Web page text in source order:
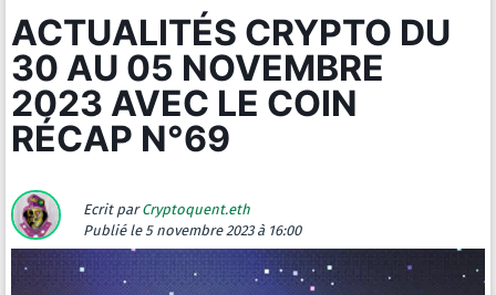
ACTUALITÉS CRYPTO DU
30 AU 05 NOVEMBRE
2023 AVEC LE COIN
RÉCAP N°69
Ecrit parCryptoquent.eth
Publié le 5 novembre 2023 à 16:00